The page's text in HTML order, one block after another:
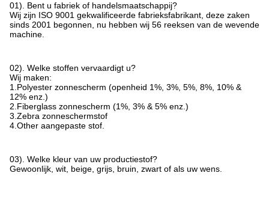
01). Bent u fabriek of handelsmaatschappij?
Wij zijn ISO 9001 gekwalificeerde fabrieksfabrikant, deze zaken
sinds 2001 begonnen, nu hebben wij 56 reeksen van de wevende
machine.
02). Welke stoffen vervaardigt u?
Wij maken:
1.Polyester zonnescherm (openheid 1%, 3%, 5%, 8%, 10% &
12% enz.)
2.Fiberglass zonnescherm (1%, 3% & 5% enz.)
3.Zebra zonneschermstof
4.Other aangepaste stof.
03). Welke kleur van uw productiestof?
Gewoonlijk, wit, beige, grijs, bruin, zwart of als uw wens.